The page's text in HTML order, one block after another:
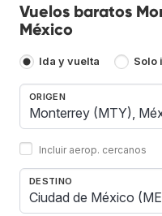
Vuelos baratos
México
Ida y vuelta Solo
ORIGEN
Incluir aerop. cercanos
DESTINO